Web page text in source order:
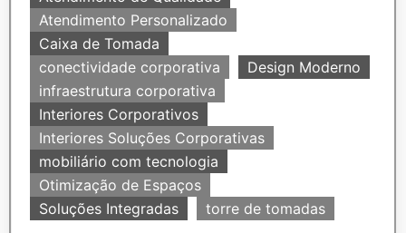
Atendimento Personalizado
Caixa de Tomada
conectividade corporativa
Design Moderno
infraestrutura corporativa
Interiores Corporativos
Interiores Soluções Corporativas
mobiliário com tecnologia
Otimização de Espaços
Soluções Integradas
torre de tomadas